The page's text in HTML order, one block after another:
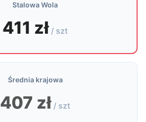
Stalowa Wola
411 zł / szt
Średnia krajowa
407 zł / szt